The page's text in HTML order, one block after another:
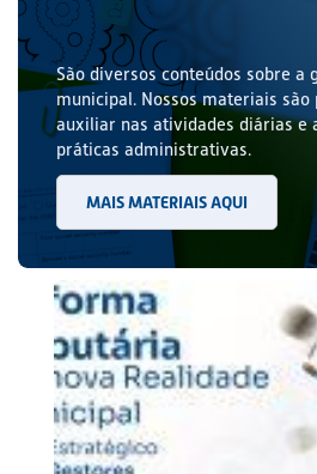
São diversos conteúdos sobre a
municipal. Nossos materiais são
auxiliar nas atividades diárias e
práticas administrativas.
MAIS MATERIAIS AQUI